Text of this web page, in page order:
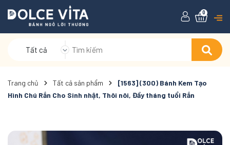
Tất cả
0
Trang chủ Tất cả sản phẩm
[1563] (300) Bánh Kem Tạo
Hình Chú Rắn Cho Sinh nhật, Thôi nôi, Đầy tháng tuổi Rắn